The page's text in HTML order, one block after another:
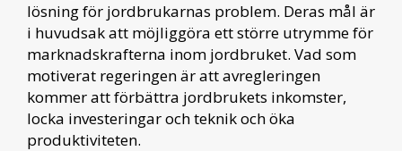
lösning för jordbrukarnas problem. Deras mål är
i huvudsak att möjliggöra ett större utrymme för
marknadskrafterna inom jordbruket. Vad som
motiverat regeringen är att avregleringen
kommer att förbättra jordbrukets inkomster,
locka investeringar och teknik och öka
produktiviteten.